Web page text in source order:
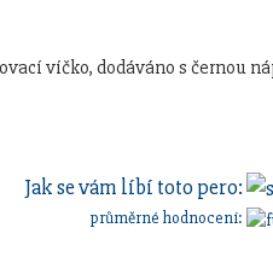
víčko, dodáváno s černou
Jak se vám líbí toto pero:
průměrné hodnocení: